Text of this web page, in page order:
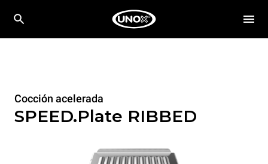
Cocción acelerada
SPEED.Plate RIBBED